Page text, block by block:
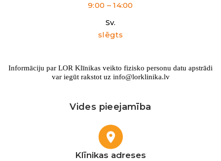
9:00 – 14:00
Sv.
slēgts
Informāciju par LOR Klīnikas veikto fizisko personu datu apstrādi
var iegūt rakstot uz info@lorklinika.lv
Vides pieejamība
Klīnikas adreses